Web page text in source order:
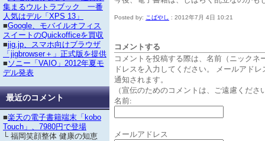
Posted by: こばやし : 2012年7月 4日 10:21
コメントする
コメントを投稿する際は、名前（ニックネ
ドレスを入力してください。 メールアド
通知されます。
（宣伝のためのコメントは、ご遠慮くださ
名前:
メールアドレス
集まるウルトラブック 一番
人気はデル「XPS 13」
■Google、モバイルオフィス
スイートのQuickofficeを買収
■jig.jp、スマホ向けブラウザ
「jigbrowser＋」正式版を提供
■ ソニー「VAIO」2012年夏モ
デル発表
最近のコメント
■楽天の電子書籍端末「kobo
Touch」、7980円で登場
└ 福岡笑顔整体 健康の知恵